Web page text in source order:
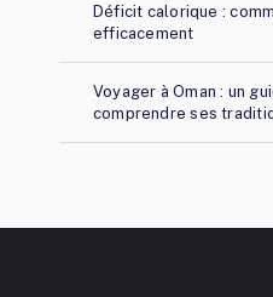
Déficit calorique :
efficacement
Voyager à Oman : un
comprendre ses